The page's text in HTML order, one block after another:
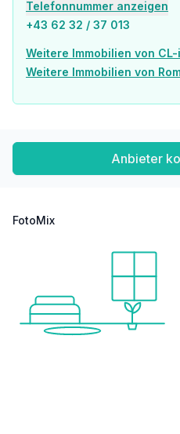
Telefonnummer anzeigen
+43 62 32 / 37 013
Weitere Immobilien von CL-
Weitere Immobilien von
Anbieter
FotoMix